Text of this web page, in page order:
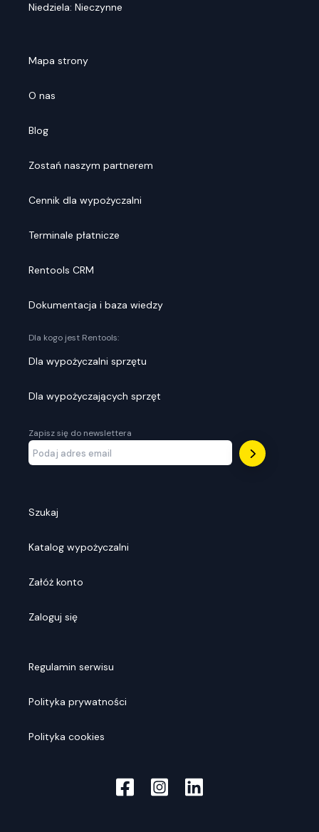
Niedziela: Nieczynne
Mapa strony
O nas
Blog
Zostań naszym partnerem
Cennik dla wypożyczalni
Terminale płatnicze
Rentools CRM
Dokumentacja i baza wiedzy
Dla kogo jest Rentools:
Dla wypożyczalni sprzętu
Dla wypożyczających sprzęt
Zapisz się do newslettera
Szukaj
Katalog wypożyczalni
Załóż konto
Zaloguj się
Regulamin serwisu
Polityka prywatności
Polityka cookies